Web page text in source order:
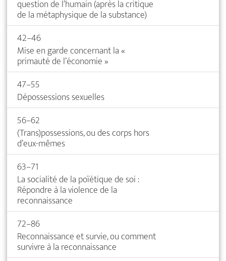
question de l’humain (après la critique
de la métaphysique de la substance)
42–46
Mise en garde concernant la «
primauté de l’économie »
47–55
Dépossessions sexuelles
56–62
(Trans)possessions, ou des corps hors
d’eux-mêmes
63–71
La socialité de la poïétique de soi :
Répondre à la violence de la
reconnaissance
72–86
Reconnaissance et survie, ou comment
survivre à la reconnaissance